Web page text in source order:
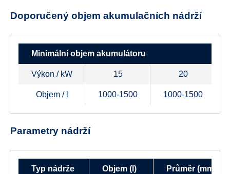
Doporučený objem akumulačních nádrží
Minimální objem akumulátoru
Výkon / kW 15 20
Objem / l 1000-1500 1000-1500
Parametry nádrží
Typ nádrže Objem (l) Průměr (mm)